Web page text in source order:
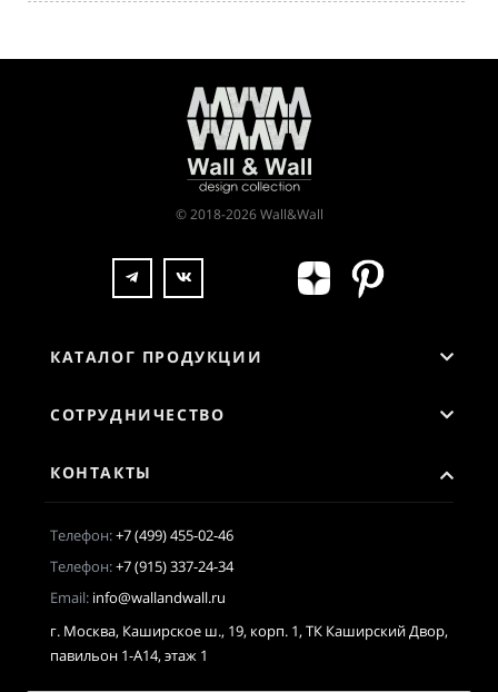
© 2018-2026 Wall&Wall
КАТАЛОГ ПРОДУКЦИИ
СОТРУДНИЧЕСТВО
КОНТАКТЫ
Телефон:+7 (499) 455-02-46
Телефон:+7 (915) 337-24-34
Email: info@wallandwall.ru
г. Москва, Каширское ш., 19, корп. 1, ТК Каширский Двор,
павильон 1-А14, этаж 1